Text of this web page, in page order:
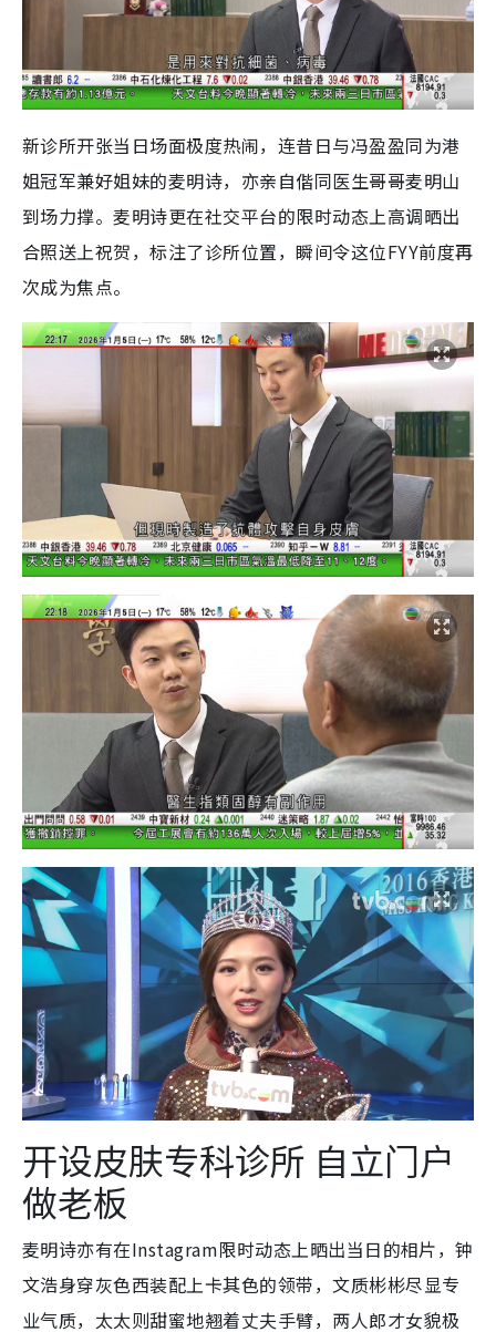
新诊所开张当日场面极度热闹，连昔日与冯盈盈同为港
姐冠军兼好姐妹的麦明诗，亦亲自偕同医生哥哥麦明山
到场力撑。麦明诗更在社交平台的限时动态上高调晒出
合照送上祝贺，标注了诊所位置，瞬间令这位FYY前度再
次成为焦点。
开设皮肤专科诊所 自立门户
做老板
麦明诗亦有在Instagram限时动态上晒出当日的相片，钟
文浩身穿灰色西装配上卡其色的领带，文质彬彬尽显专
业气质，太太则甜蜜地翘着丈夫手臂，两人郎才女貌极